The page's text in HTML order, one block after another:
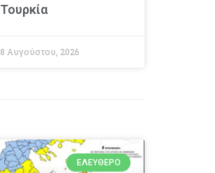
Τουρκία
8 Αυγούστου, 2026
ΕΛΕΎΘΕΡΟ